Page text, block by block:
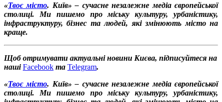
«Твоє місто. Київ» – сучасне незалежне медіа європейської
столиці. Ми пишемо про міську культуру, урбаністику,
інфраструктуру, бізнес та людей, які змінюють місто на
краще.
Щоб отримувати актуальні новини Києва, підписуйтеся на
нашіFacebook та Telegram.
«Твоє місто. Київ» – сучасне незалежне медіа європейської
столиці. Ми пишемо про міську культуру, урбаністику,